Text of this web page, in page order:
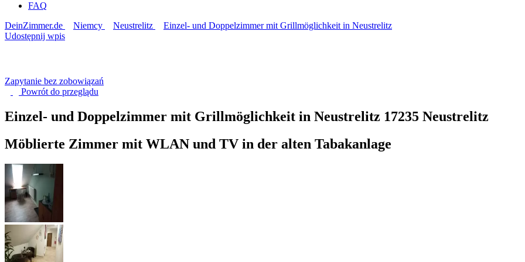
FAQ
DeinZimmer.de
Niemcy Neustrelitz
Einzel- und Doppelzimmer mit Grillmöglichkeit in Neustrelitz
Udostępnij wpis
Zapytanie bez zobowiązań
Powrót do przeglądu
Einzel- und Doppelzimmer mit Grillmöglichkeit in Neustrelitz 17235 Neustrelitz
Möblierte Zimmer mit WLAN und TV in der alten Tabakanlage